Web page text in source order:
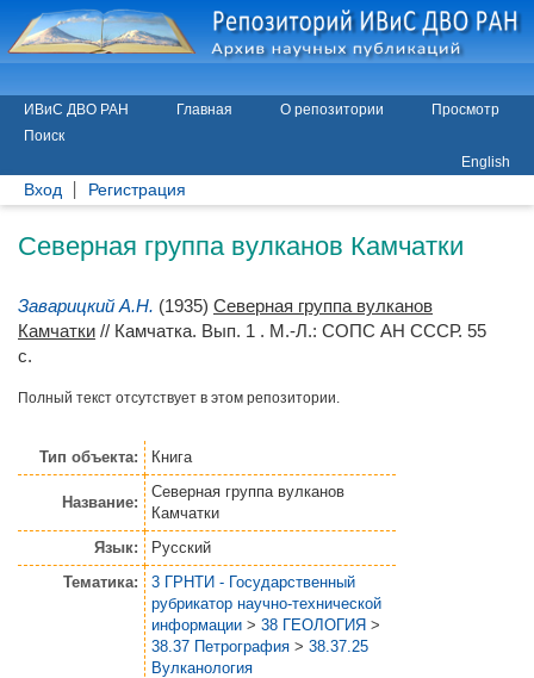
ИВиС ДВО РАН Главная О репозитории
Просмотр
Поиск
English
Вход Регистрация
Северная группа вулканов Камчатки
Заварицкий А.Н. (1935) Северная группа вулканов
Камчатки // Камчатка. Вып. 1 . М.-Л.: СОПС АН СССР. 55
с.
Полный текст отсутствует в этом репозитории.
Тип объекта: Книга
Название:
Северная группа вулканов
Камчатки
Язык:
Русский
Тематика:
3 ГРНТИ - Государственный
рубрикатор научно-технической
информации > 38 ГЕОЛОГИЯ >
38.37 Петрография > 38.37.25
Вулканология